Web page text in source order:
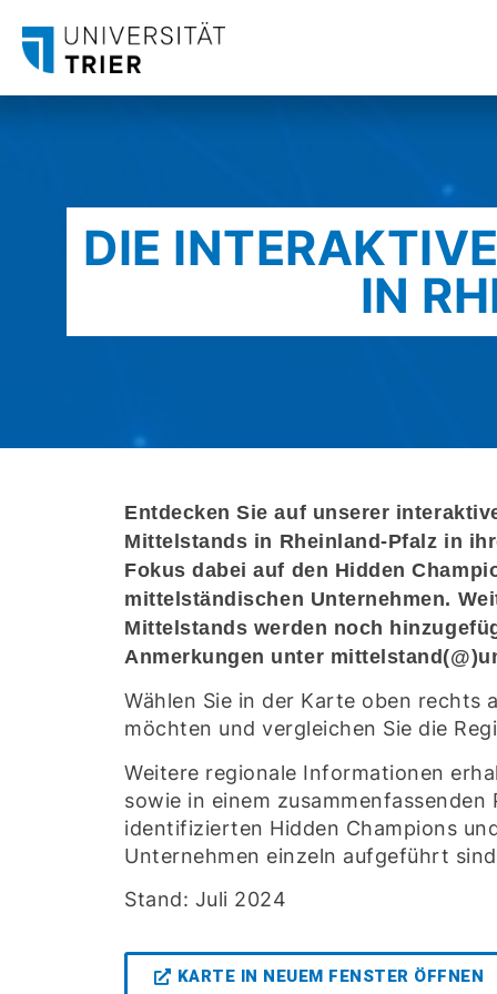
DIE
IN
Entdecken Sie auf unserer
Mittelstands in Rheinland-Pfalz in
Fokus dabei auf den Hidden
mittelständischen Unternehmen.
Mittelstands werden noch
Anmerkungen unter
Wählen Sie in der Karte oben rechts
möchten und vergleichen Sie die
Weitere regionale Informationen
sowie in einem
identifizierten Hidden Champions
Unternehmen einzeln aufgeführt
Stand: Juli 2024
KARTE IN NEUEM FENSTER ÖFFNEN